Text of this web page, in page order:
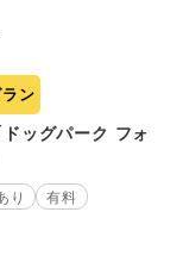
ラン
ドッグパーク フォ
り
有料